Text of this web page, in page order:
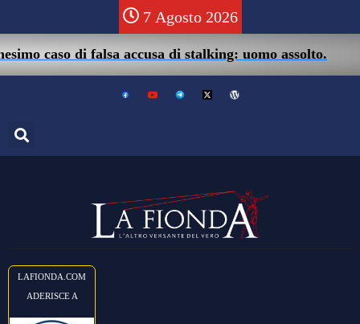
7 Agosto 2026
caso di falsa accusa di stalking: uomo assolto.
LAFIONDA.COM
ADERISCE A